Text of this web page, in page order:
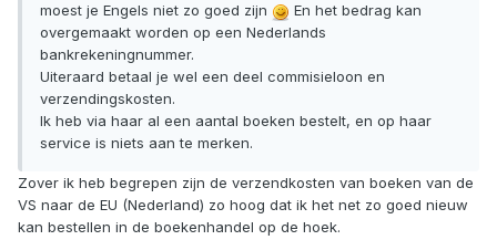
moest je Engels niet zo goed zijn
En het bedrag kan
overgemaakt worden op een Nederlands
bankrekeningnummer.
Uiteraard betaal je wel een deel commisieloon en
verzendingskosten.
Ik heb via haar al een aantal boeken bestelt, en op haar
service is niets aan te merken.
Zover ik heb begrepen zijn de verzendkosten van boeken van de
VS naar de EU (Nederland) zo hoog dat ik het net zo goed nieuw
kan bestellen in de boekenhandel op de hoek.